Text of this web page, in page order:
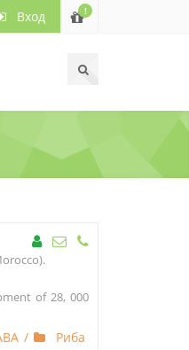
Вход !
of 28, 000
/ Риба